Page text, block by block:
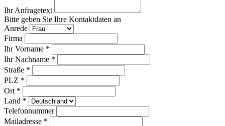
Ihr Anfragetext
Bitte geben Sie Ihre Kontaktdaten an
Anrede
Firma
Ihr Vorname *
Ihr Nachname *
Straße *
PLZ *
Ort *
Land *
Telefonnummer
Mailadresse *